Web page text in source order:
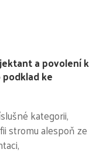
a povolení k
ke
kategorii,
stromu alespoň ze